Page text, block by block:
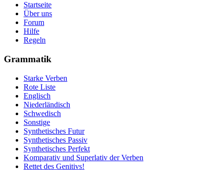
Startseite
Über uns
Forum
Hilfe
Regeln
Grammatik
Starke Verben
Rote Liste
Englisch
Niederländisch
Schwedisch
Sonstige
Synthetisches Futur
Synthetisches Passiv
Synthetisches Perfekt
Komparativ und Superlativ der Verben
Rettet des Genitivs!